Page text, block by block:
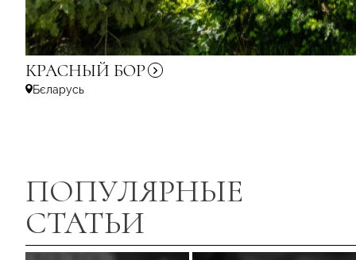
КРАСНЫЙ БОР
Бєларусь
ПОПУЛЯРНЫЕ
СТАТЬИ